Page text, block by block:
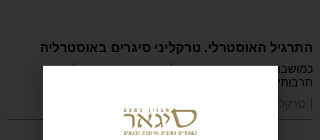
התרגיל האוסטרלי. טרקליני סיגרים באוסטרליה
כמושבה בריטית רואה אוסטרליה את עצמה גם כשלוחה
תרבותית של בריטניה, כולל מנהג הוויסקי וסיגר
| טרקליני סיגרים